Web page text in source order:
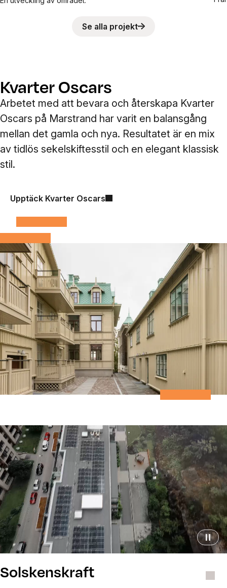
Se alla projekt
Kvarter Oscars
Arbetet med att bevara och återskapa Kvarter
Oscars på Marstrand har varit en balansgång
mellan det gamla och nya. Resultatet är en mix
av tidlös sekelskiftesstil och en elegant klassisk
stil.
Upptäck Kvarter Oscars
Solskenskraft